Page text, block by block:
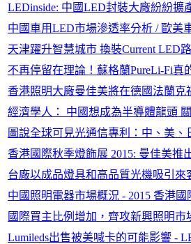
LEDinside: 中國LED封裝大廠紛紛擴
中國車用LED市場滲透率分析 / 歐美
天津躍升智慧城市 換裝Current LED
不再停留在理論！蘇格蘭PureLi-Fi真
香港照明大廠曼佳美將在德國法蘭克
經濟學人： 中國想成為半導體龍頭
圖說全球可見光通信專利：中、美、
香港國際秋季燈飾展 2015: 曼佳美推
台廠以成品燈具和高品質光機吸引來
中國照明電器市場概況 - 2015 香港
國際買主比例增加，齊攻新興照明
Lumileds出售被美喊卡的可能影響 -